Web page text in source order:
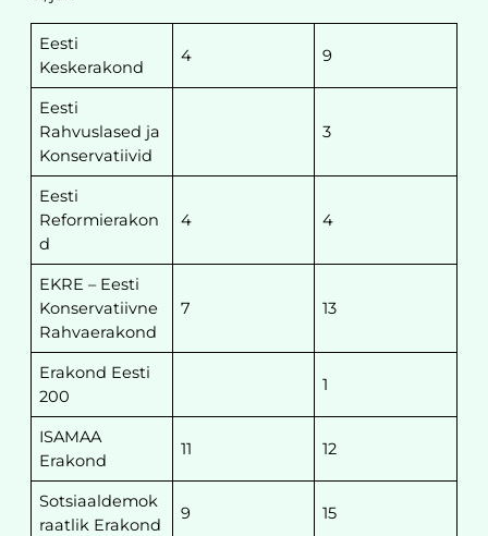
Eesti
Keskerakond
4 9
Eesti
Rahvuslased ja
Konservatiivid
3
Eesti
Reformierakon
d
4 4
EKRE – Eesti
Konservatiivne
Rahvaerakond
7 13
Erakond Eesti
200
1
ISAMAA
Erakond
11 12
Sotsiaaldemok
raatlik Erakond
9 15